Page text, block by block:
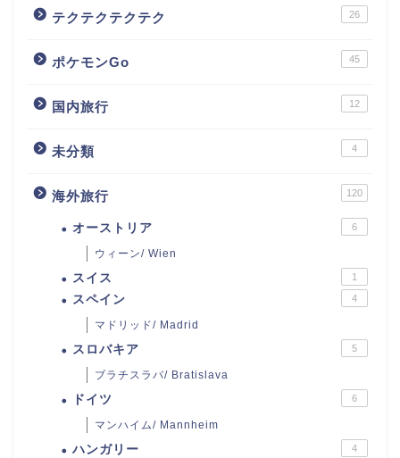
テクテクテクテク 26
ポケモンGo 45
国内旅行 12
未分類 4
海外旅行 120
オーストリア 6
ウィーン/ Wien
スイス 1
スペイン 4
マドリッド/ Madrid
スロバキア 5
ブラチスラバ/ Bratislava
ドイツ 6
マンハイム/ Mannheim
ハンガリー 4